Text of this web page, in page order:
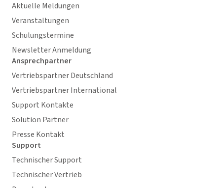
Aktuelle Meldungen
Veranstaltungen
Schulungstermine
Newsletter Anmeldung
Ansprechpartner
Vertriebspartner Deutschland
Vertriebspartner International
Support Kontakte
Solution Partner
Presse Kontakt
Support
Technischer Support
Technischer Vertrieb